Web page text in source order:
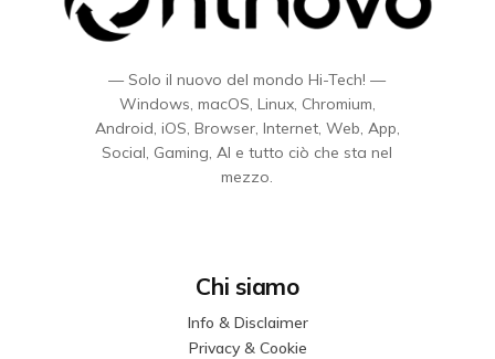
— Solo il nuovo del mondo Hi-Tech! —
Windows, macOS, Linux, Chromium,
Android, iOS, Browser, Internet, Web, App,
Social, Gaming, AI e tutto ciò che sta nel
mezzo.
Chi siamo
Info & Disclaimer
Privacy & Cookie